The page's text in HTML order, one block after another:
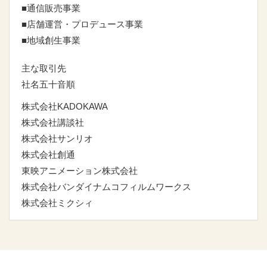
■通信販売事業
■店舗運営・プロデュース事業
■地域創生事業
主な取引先
社名五十音順
株式会社KADOKAWA
株式会社講談社
株式会社サンリオ
株式会社創通
東映アニメーション株式会社
株式会社バンダイナムコフィルムワークス
株式会社ミクシィ